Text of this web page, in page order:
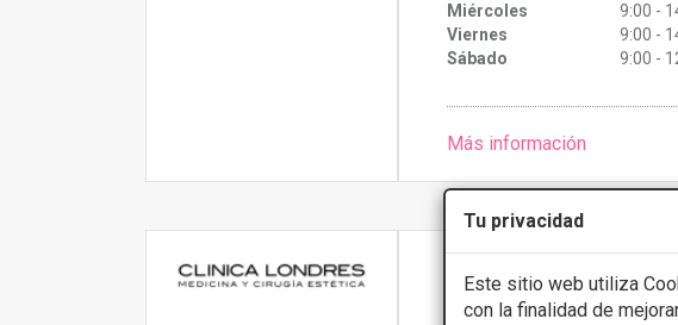
Tu privacidad
Este sitio web utiliza
con la finalidad de
Miércoles
9:00 -
Viernes
9:00 -
Sábado
9:00 -
Más información
Clinica Londres
3.8 10